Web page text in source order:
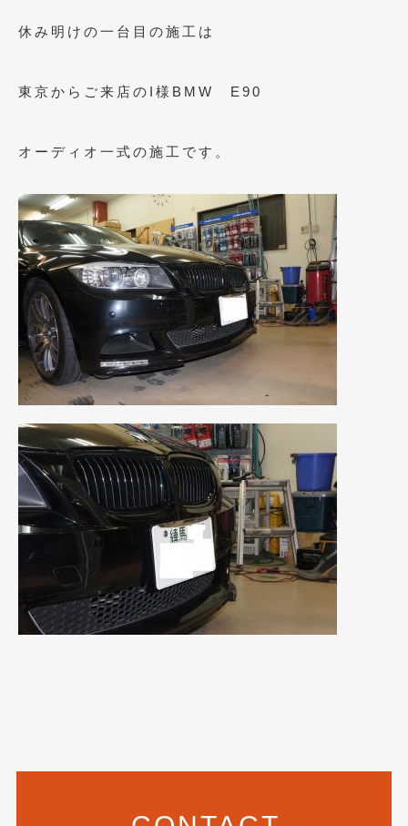
2023年8月(2)
2022年12月(1)
2022年10月(2)
2022年8月(1)
2022年4月(2)
2022年1月(3)
2021年12月 (2)
2021年8月(2)
2021年7月(7)
2021年4月(1)
2021年3月(1)
2021年1月(2)
2020年12月 (2)
2020年11月 (2)
2020年10月(1)
休み明けの一台目の施工は
東京からご来店のI様BMW E90
オーディオ一式の施工です。